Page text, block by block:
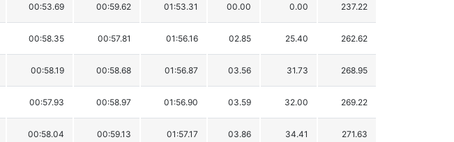
00:53.69 00:59.62 01:53.31 00.00 0.00 237.22
00:58.35 00:57.81 01:56.16 02.85 25.40 262.62
00:58.19 00:58.68 01:56.87 03.56 31.73 268.95
00:57.93 00:58.97 01:56.90 03.59 32.00 269.22
00:58.04 00:59.13 01:57.17 03.86 34.41 271.63